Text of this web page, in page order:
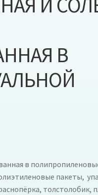
В
в
пакеты,
толстолобик,